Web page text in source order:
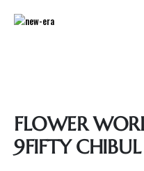
FLOWER
9FIFTY CHIBUL